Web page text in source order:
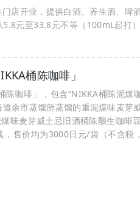
店开业，提供白酒、养生酒、啤
元至33.8元不等（100mL起打
桶陈咖啡」
咖啡」，包含“NIKKA桶陈泥煤
余市蒸馏所蒸馏的重泥煤味麦芽
味麦芽威士忌旧酒桶陈酿生咖啡
售价均为3000日元/袋（不含税